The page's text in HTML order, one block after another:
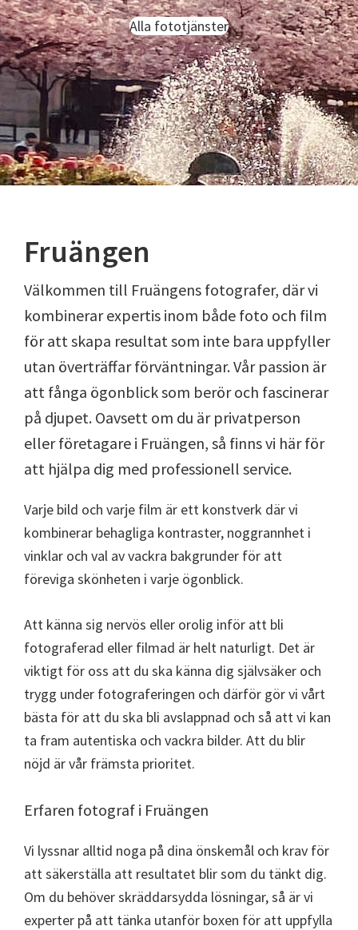
Alla fototjänster
Fruängen
Välkommen till Fruängens fotografer, där vi
kombinerar expertis inom både foto och film
för att skapa resultat som inte bara uppfyller
utan överträffar förväntningar. Vår passion är
att fånga ögonblick som berör och fascinerar
på djupet. Oavsett om du är privatperson
eller företagare i Fruängen, så finns vi här för
att hjälpa dig med professionell service.
Varje bild och varje film är ett konstverk där vi
kombinerar behagliga kontraster, noggrannhet i
vinklar och val av vackra bakgrunder för att
föreviga skönheten i varje ögonblick.
Att känna sig nervös eller orolig inför att bli
fotograferad eller filmad är helt naturligt. Det är
viktigt för oss att du ska känna dig självsäker och
trygg under fotograferingen och därför gör vi vårt
bästa för att du ska bli avslappnad och så att vi kan
ta fram autentiska och vackra bilder. Att du blir
nöjd är vår främsta prioritet.
Erfaren fotograf i Fruängen
Vi lyssnar alltid noga på dina önskemål och krav för
att säkerställa att resultatet blir som du tänkt dig.
Om du behöver skräddarsydda lösningar, så är vi
experter på att tänka utanför boxen för att uppfylla